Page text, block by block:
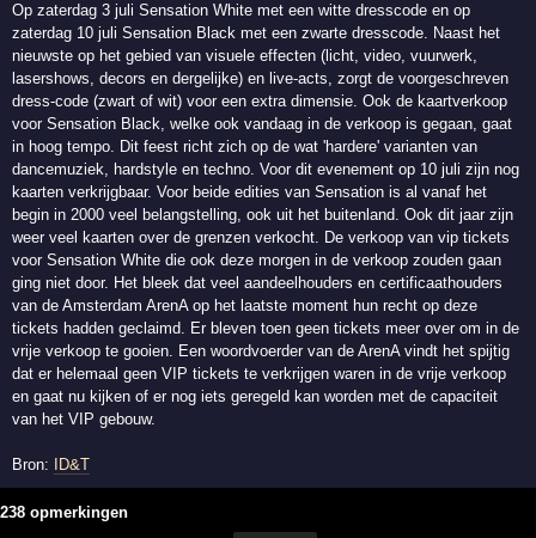
Op zaterdag 3 juli Sensation White met een witte dresscode en op
zaterdag 10 juli Sensation Black met een zwarte dresscode. Naast het
nieuwste op het gebied van visuele effecten (licht, video, vuurwerk,
lasershows, decors en dergelijke) en live-acts, zorgt de voorgeschreven
dress-code (zwart of wit) voor een extra dimensie. Ook de kaartverkoop
voor Sensation Black, welke ook vandaag in de verkoop is gegaan, gaat
in hoog tempo. Dit feest richt zich op de wat 'hardere' varianten van
dancemuziek, hardstyle en techno. Voor dit evenement op 10 juli zijn nog
kaarten verkrijgbaar. Voor beide edities van Sensation is al vanaf het
begin in 2000 veel belangstelling, ook uit het buitenland. Ook dit jaar zijn
weer veel kaarten over de grenzen verkocht. De verkoop van vip tickets
voor Sensation White die ook deze morgen in de verkoop zouden gaan
ging niet door. Het bleek dat veel aandeelhouders en certificaathouders
van de Amsterdam ArenA op het laatste moment hun recht op deze
tickets hadden geclaimd. Er bleven toen geen tickets meer over om in de
vrije verkoop te gooien. Een woordvoerder van de ArenA vindt het spijtig
dat er helemaal geen VIP tickets te verkrijgen waren in de vrije verkoop
en gaat nu kijken of er nog iets geregeld kan worden met de capaciteit
van het VIP gebouw.
Bron: ID&T
238 opmerkingen